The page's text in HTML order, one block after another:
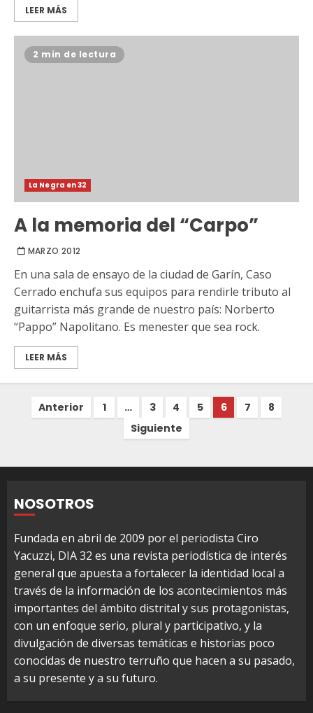
LEER MÁS
2 min de lectura
La Negra en 32
A la memoria del “Carpo”
MARZO 2012
En una sala de ensayo de la ciudad de Garín, Caso
Cerrado enchufa sus equipos para rendirle tributo al
guitarrista más grande de nuestro país: Norberto
“Pappo” Napolitano. Es menester que sea rock.
LEER MÁS
Paginación
Anterior 1 … 3 4 5 6 7
8
Siguiente
NOSOTROS
Fundada en abril de 2009 por el periodista Ciro
Yacuzzi, DIA 32 es una revista periodística de interés
general que apuesta a fortalecer la identidad local a
través de la información de los acontecimientos más
importantes del ámbito distrital y sus protagonistas,
con un enfoque serio, plural y participativo, y la
divulgación de diversas temáticas e historias poco
conocidas de nuestro terruño que hacen a su pasado,
a su presente y a su futuro.